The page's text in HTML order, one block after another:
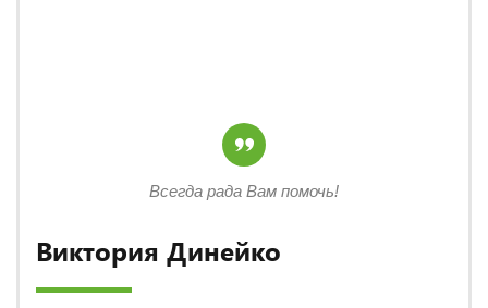
Виктория Динейко
Всегда рада Вам помочь!